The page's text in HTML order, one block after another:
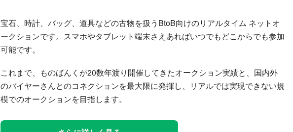
宝石、時計、バッグ、道具などの古物を扱うBtoB向けのリアルタイム ネットオ
ークションです。スマホやタブレット端末さえあればいつでもどこからでも参加
可能です。
これまで、ものばんくが20数年渡り開催してきたオークション実績と、国内外
のバイヤーさんとのコネクションを最大限に発揮し、リアルでは実現できない規
模でのオークションを目指します。